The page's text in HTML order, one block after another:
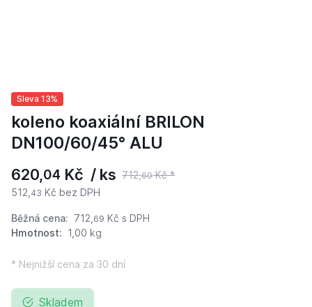
Sleva 13%
koleno koaxiální BRILON
DN100/60/45° ALU
620,04 Kč / ks 712,69Kč *
512, 43 Kč bez DPH
Běžná cena: 712, 69 Kč s DPH
Hmotnost: 1,00 kg
* Nejnižší cena za 30 dní
Skladem